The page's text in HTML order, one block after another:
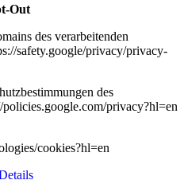
Out
des verarbeitenden
safety.google/privacy/privacy-
des
privacy?hl=en
cookies?hl=en